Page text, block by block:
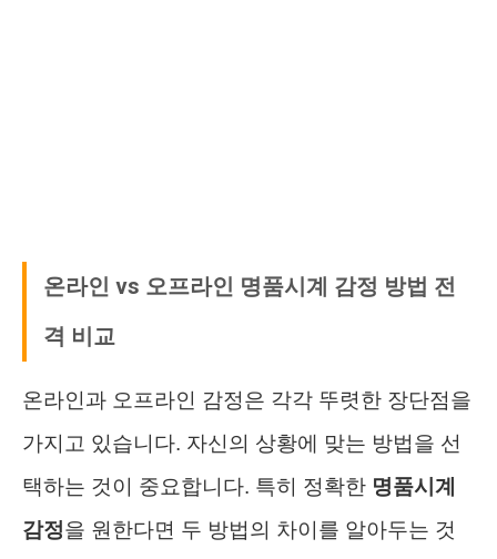
온라인 vs 오프라인 명품시계 감정 방법 전
격 비교
온라인과 오프라인 감정은 각각 뚜렷한 장단점을
가지고 있습니다. 자신의 상황에 맞는 방법을 선
택하는 것이 중요합니다. 특히 정확한 명품시계
감정을 원한다면 두 방법의 차이를 알아두는 것